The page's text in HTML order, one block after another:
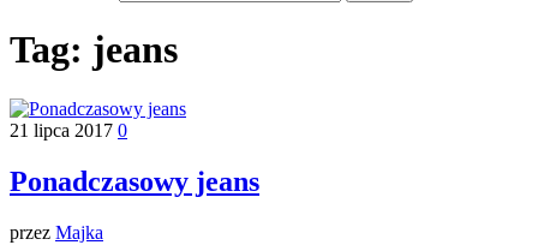
Tag: jeans
21 lipca 2017 0
Ponadczasowy jeans
przez Majka